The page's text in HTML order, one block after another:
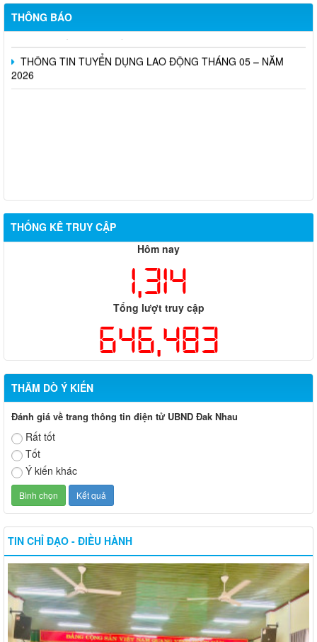
THÔNG BÁO
TUYỂN DỤNG LAO ĐỘNG THÁNG 06 – NĂM 2026
THÔNG TIN TUYỂN DỤNG LAO ĐỘNG THÁNG 05 – NĂM
2026
THỐNG KÊ TRUY CẬP
Hôm nay
1,314
Tổng lượt truy cập
646,483
THĂM DÒ Ý KIẾN
Đánh giá về trang thông tin điện tử UBND Đak Nhau
Rất tốt
Tốt
Ý kiến khác
TIN CHỈ ĐẠO - ĐIỀU HÀNH